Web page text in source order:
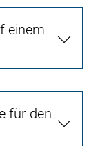
einem
für den